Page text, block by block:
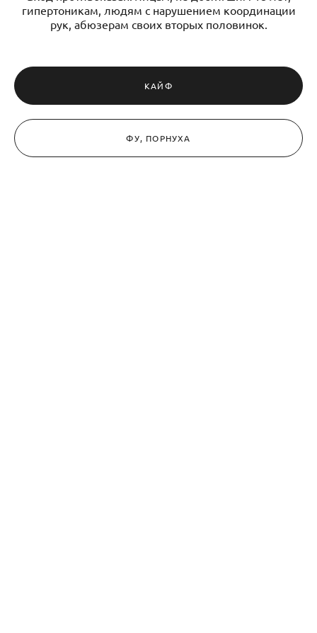
гипертоникам, людям с нарушением координации
рук, абюзерам своих вторых половинок.
КАЙФ
ФУ, ПОРНУХА